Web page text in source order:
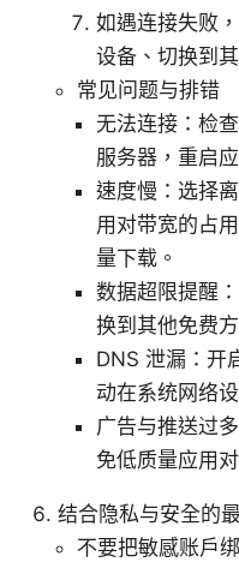
如遇连接失败
设备、切换到
常见问题与排错
无法连接：检
服务器，重启
速度慢：选择
用对带宽的占
量下载。
数据超限提醒
换到其他免费
DNS 泄漏：开
动在系统网络
广告与推送过
免低质量应用
结合隐私与安全的
不要把敏感账户